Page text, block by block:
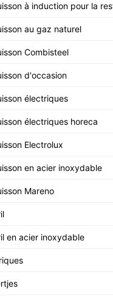
à induction pour la
au gaz naturel
Combisteel
d'occasion
électriques
électriques horeca
Electrolux
en acier inoxydable
Mareno
en acier inoxydable